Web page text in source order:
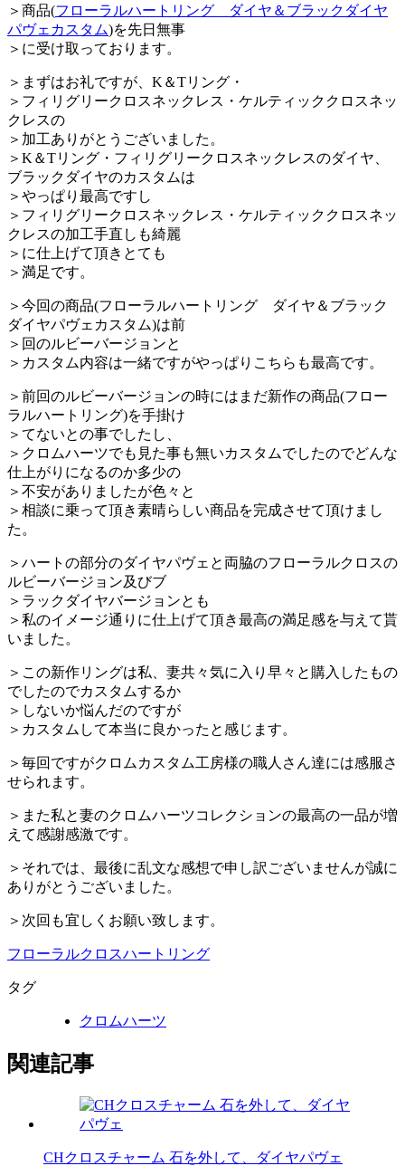
＞商品(フローラルハートリング ダイヤ＆ブラックダイヤ
パヴェカスタム)を先日無事
＞に受け取っております。
＞まずはお礼ですが、K＆Tリング・
＞フィリグリークロスネックレス・ケルティッククロスネッ
クレスの
＞加工ありがとうございました。
＞K＆Tリング・フィリグリークロスネックレスのダイヤ、
ブラックダイヤのカスタムは
＞やっぱり最高ですし
＞フィリグリークロスネックレス・ケルティッククロスネッ
クレスの加工手直しも綺麗
＞に仕上げて頂きとても
＞満足です。
＞今回の商品(フローラルハートリング ダイヤ＆ブラック
ダイヤパヴェカスタム)は前
＞回のルビーバージョンと
＞カスタム内容は一緒ですがやっぱりこちらも最高です。
＞前回のルビーバージョンの時にはまだ新作の商品(フロー
ラルハートリング)を手掛け
＞てないとの事でしたし、
＞クロムハーツでも見た事も無いカスタムでしたのでどんな
仕上がりになるのか多少の
＞不安がありましたが色々と
＞相談に乗って頂き素晴らしい商品を完成させて頂けまし
た。
＞ハートの部分のダイヤパヴェと両脇のフローラルクロスの
ルビーバージョン及びブ
＞ラックダイヤバージョンとも
＞私のイメージ通りに仕上げて頂き最高の満足感を与えて貰
いました。
＞この新作リングは私、妻共々気に入り早々と購入したもの
でしたのでカスタムするか
＞しないか悩んだのですが
＞カスタムして本当に良かったと感じます。
＞毎回ですがクロムカスタム工房様の職人さん達には感服さ
せられます。
＞また私と妻のクロムハーツコレクションの最高の一品が増
えて感謝感激です。
＞それでは、最後に乱文な感想で申し訳ございませんが誠に
ありがとうございました。
＞次回も宜しくお願い致します。
フローラルクロスハートリング
タグ
クロムハーツ
関連記事
CHクロスチャーム 石を外して、ダイヤパヴェ